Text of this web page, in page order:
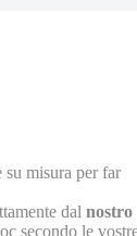
su misura per far
dal nostro
secondo le